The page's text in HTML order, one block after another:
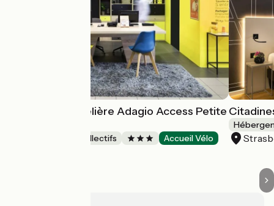
Résidence Hôtelière Adagio Access Petite
Hébergements collectifs Accueil Vélo